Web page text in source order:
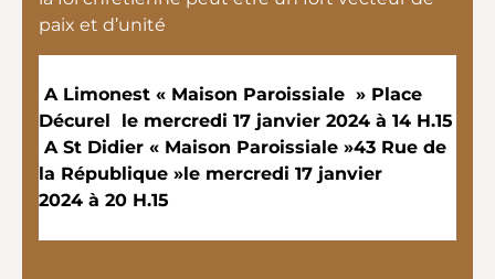
paix et d’unité
A Limonest « Maison Paroissiale » Place
Décurel le mercredi 17 janvier 2024 à 14 H.15
A St Didier « Maison Paroissiale »43 Rue de
la République »le mercredi 17 janvier
2024 à 20 H.15